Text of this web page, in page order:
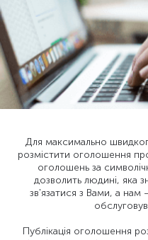
Для максимально
розмістити оголошення
оголошень за
дозволить людині, яка
зв'язатися з Вами, а нам
Публікація оголошення